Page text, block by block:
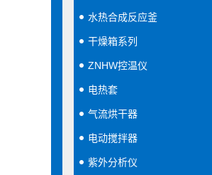
水热合成反应釜
干燥箱系列
ZNHW控温仪
电热套
气流烘干器
电动搅拌器
紫外分析仪